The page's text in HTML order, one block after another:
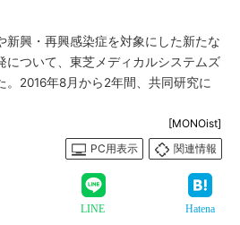
新興・再興感染症を対象にした新たな
について、東芝メディカルシステムズ
。2016年8月から2年間、共同研究に
[MONOist]
PC用表示
関連情報
LINE Hatena